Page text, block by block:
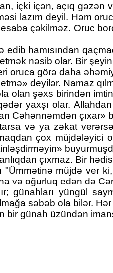
içki içən, açıq
lazım deyil. Həm
çəkilməz. Oruc
edib hamısından
nəsib olar. Bir
oruca görə daha
deyilər. Namaz
olan şəxs birindən
yaxşı olar.
Cəhənnəmdən çıxar»
və ya zəkat
çox müjdələyici
çıxmaz. Bir
"Ümmətinə müjdə ver
və oğurluq edən də
günahları yüngül
səbəb ola bilər.
bir günah üzündən